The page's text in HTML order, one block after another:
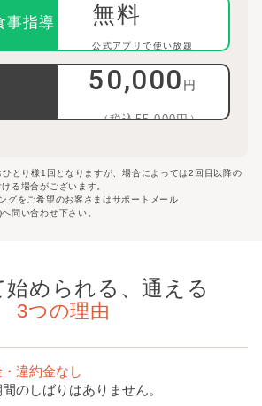
事指導 無料
公式アプリで使い放題
50,000 円
（税込55,000円）
とり様1回となりますが、場合によっては2回目以降の
る場合がございます。
グをご希望のお客さまはサポートメール
問い合わせ下さい。
始められる、通える
3つの理由
違約金なし
のしばりはありません。